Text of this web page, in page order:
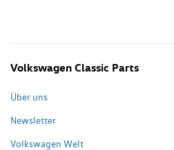
Volkswagen Classic Parts
Über uns
Newsletter
Volkswagen Welt